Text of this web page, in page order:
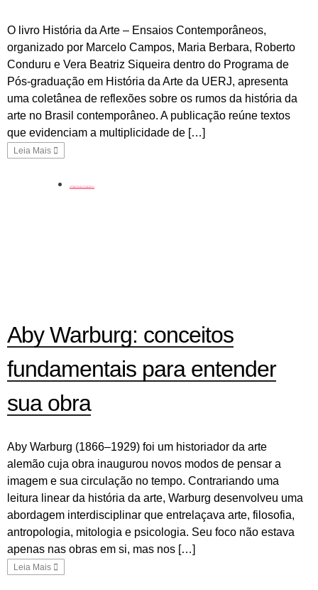
O livro História da Arte – Ensaios Contemporâneos,
organizado por Marcelo Campos, Maria Berbara, Roberto
Conduru e Vera Beatriz Siqueira dentro do Programa de
Pós-graduação em História da Arte da UERJ, apresenta
uma coletânea de reflexões sobre os rumos da história da
arte no Brasil contemporâneo. A publicação reúne textos
que evidenciam a multiplicidade de […]
Leia Mais
coluna
Aby Warburg: conceitos
fundamentais para entender
sua obra
Aby Warburg (1866–1929) foi um historiador da arte
alemão cuja obra inaugurou novos modos de pensar a
imagem e sua circulação no tempo. Contrariando uma
leitura linear da história da arte, Warburg desenvolveu uma
abordagem interdisciplinar que entrelaçava arte, filosofia,
antropologia, mitologia e psicologia. Seu foco não estava
apenas nas obras em si, mas nos […]
Leia Mais